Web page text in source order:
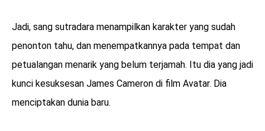
Jadi, sang sutradara menampilkan karakter yang sudah
penonton tahu, dan menempatkannya pada tempat dan
petualangan menarik yang belum terjamah. Itu dia yang jadi
kunci kesuksesan James Cameron di film Avatar. Dia
menciptakan dunia baru.